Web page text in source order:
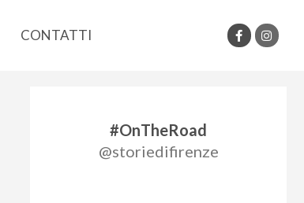
CONTATTI
#OnTheRoad
@storiedifirenze